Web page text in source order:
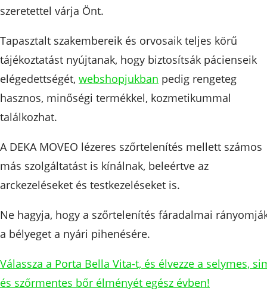
szeretettel várja Önt.
Tapasztalt szakembereik és orvosaik teljes körű
tájékoztatást nyújtanak, hogy biztosítsák pácienseik
elégedettségét, webshopjukban pedig rengeteg
hasznos, minőségi termékkel, kozmetikummal
találkozhat.
A DEKA MOVEO lézeres szőrtelenítés mellett számos
más szolgáltatást is kínálnak, beleértve az
arckezeléseket és testkezeléseket is.
Ne hagyja, hogy a szőrtelenítés fáradalmai
a bélyeget a nyári pihenésére.
Válassza a Porta Bella Vita-t, és élvezze a selymes,
és szőrmentes bőr élményét egész évben!